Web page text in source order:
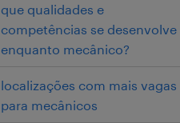
que qualidades e
competências se desenvolve
enquanto mecânico?
localizações com mais vagas
para mecânicos